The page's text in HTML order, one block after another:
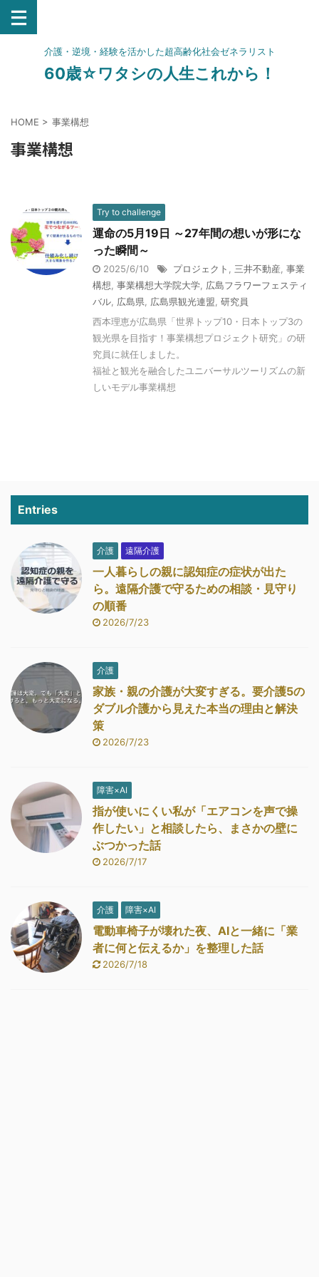
介護・逆境・経験を活かした超高齢化社会ゼネラリスト
60歳☆ワタシの人生これから！
HOME > 事業構想
事業構想
Try to challenge
運命の5月19日 ～27年間の想いが形にな
った瞬間～
2025/6/10 プロジェクト 三井不動産 事業
構想 事業構想大学院大学 広島フラワーフェスティ
バル 広島県 広島県観光連盟 研究員
西本理恵が広島県「世界トップ10・日本トップ3の
観光県を目指す！事業構想プロジェクト研究」の研
究員に就任しました。
福祉と観光を融合したユニバーサルツーリズムの新
しいモデル事業構想
Entries
介護 遠隔介護
一人暮らしの親に認知症の症状が出た
ら。遠隔介護で守るための相談・見守り
の順番
2026/7/23
介護
家族・親の介護が大変すぎる。要介護5の
ダブル介護から見えた本当の理由と解決
策
2026/7/23
障害×AI
指が使いにくい私が「エアコンを声で操
作したい」と相談したら、まさかの壁に
ぶつかった話
2026/7/17
介護 障害×AI
電動車椅子が壊れた夜、AIと一緒に「業
者に何と伝えるか」を整理した話
2026/7/18